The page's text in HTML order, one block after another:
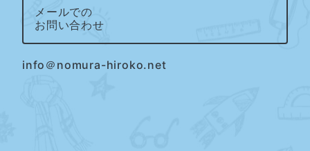
メールでの
お問い合わせ
info＠nomura-hiroko.net